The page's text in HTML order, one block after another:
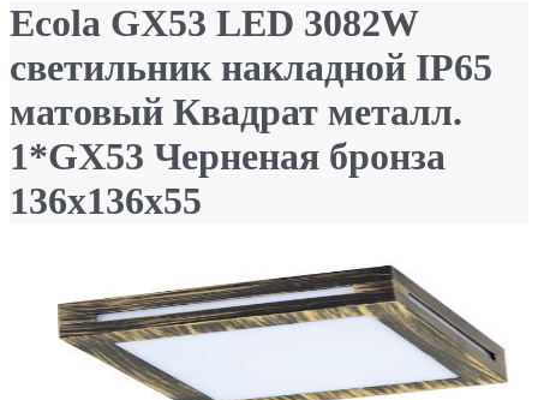
Ecola GX53 LED 3082W
светильник накладной IP65
матовый Квадрат металл.
1*GX53 Черненая бронза
136x136x55